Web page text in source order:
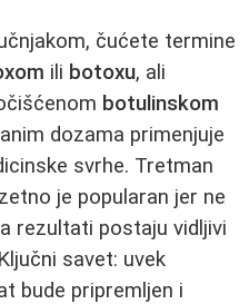
čućete termine
ili botoxu, ali
botulinskom
dozama primenjuje
svrhe. Tretman
je popularan jer ne
rezultati postaju vidljivi
savet: uvek
bude pripremljen i